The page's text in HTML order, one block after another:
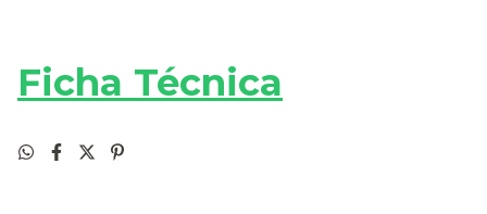
Ficha Técnica